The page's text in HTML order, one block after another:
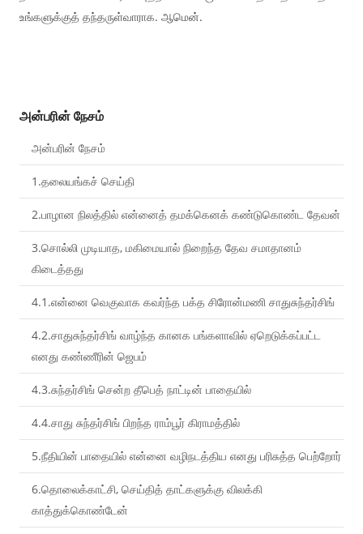
உங்களுக்குத் தந்தருள்வாராக. ஆமென்.
அன்பரின் நேசம்
அன்பரின் நேசம்
1.தலையங்கச் செய்தி
2.பாழான நிலத்தில் என்னைத் தமக்கெனக் கண்டுகொண்ட தேவன்
3.சொல்லி முடியாத, மகிமையால் நிறைந்த தேவ சமாதானம்
கிடைத்தது
4.1.என்னை வெகுவாக கவர்ந்த பக்த சிரோன்மணி சாதுசுந்தர்சிங்
4.2.சாதுசுந்தர்சிங் வாழ்ந்த கானக பங்களாவில் ஏறெடுக்கப்பட்ட
எனது கண்ணீரின் ஜெபம்
4.3.சுந்தர்சிங் சென்ற தீபெத் நாட்டின் பாதையில்
4.4.சாது சுந்தர்சிங் பிறந்த ராம்பூர் கிராமத்தில்
5.நீதியின் பாதையில் என்னை வழிநடத்திய எனது பரிசுத்த பெற்றோர்
6.தொலைக்காட்சி, செய்தித் தாட்களுக்கு விலக்கி
காத்துக்கொண்டேன்